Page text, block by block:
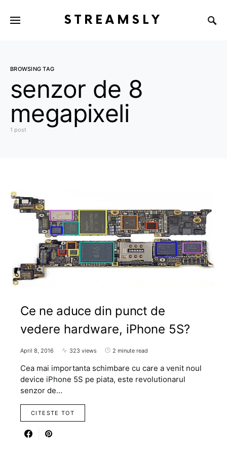
STREAMSLY
BROWSING TAG
senzor de 8
megapixeli
1 post
Ce ne aduce din punct de
vedere hardware, iPhone 5S?
April 8, 2016 323 views 2 minute read
Cea mai importanta schimbare cu care a venit noul
device iPhone 5S pe piata, este revolutionarul
senzor de…
CITESTE TOT